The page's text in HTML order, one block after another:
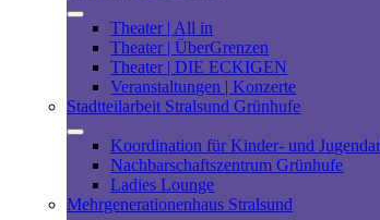
Theater | All in
Theater | ÜberGrenzen
Theater | DIE ECKIGEN
Veranstaltungen | Konzerte
Stadtteilarbeit Stralsund Grünhufe
Koordination für Kinder- und
Nachbarschaftszentrum Grünhufe
Ladies Lounge
Mehrgenerationenhaus Stralsund